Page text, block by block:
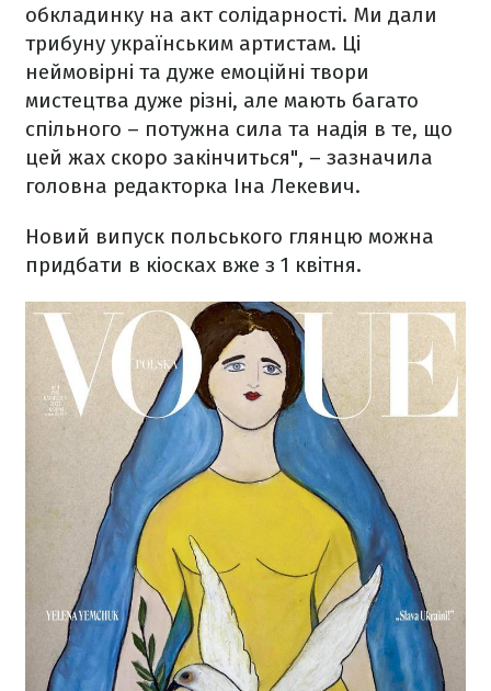
обкладинку на акт солідарності. Ми дали
трибуну українським артистам. Ці
неймовірні та дуже емоційні твори
мистецтва дуже різні, але мають багато
спільного – потужна сила та надія в те, що
цей жах скоро закінчиться", – зазначила
головна редакторка Іна Лекевич.
Новий випуск польського глянцю можна
придбати в кіосках вже з 1 квітня.